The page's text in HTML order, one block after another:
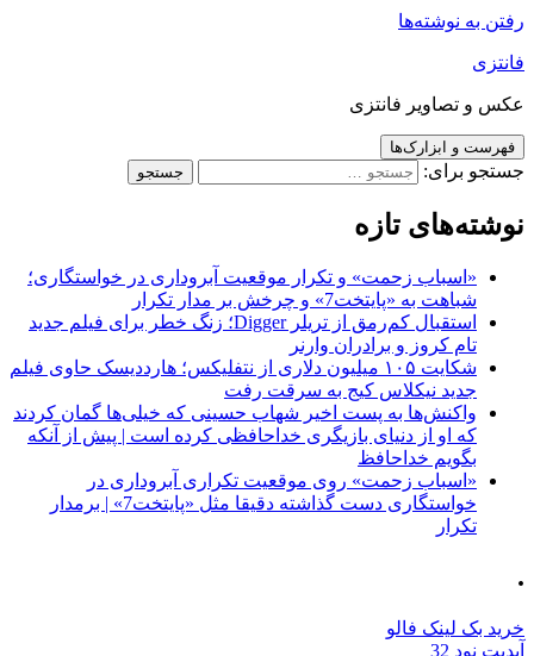
رفتن به نوشته‌ها
فانتزی
عکس و تصاویر فانتزی
فهرست و ابزارک‌ها
جستجو برای:
نوشته‌های تازه
«اسباب زحمت» و تکرار موقعیت آبروداری در خواستگاری؛
شباهت به «پایتخت7» و چرخش بر مدار تکرار
استقبال کم‌رمق از تریلر Digger؛ زنگ خطر برای فیلم جدید
تام کروز و برادران وارنر
شکایت ۱۰۵ میلیون دلاری از نتفلیکس؛ هارددیسک حاوی فیلم
جدید نیکلاس کیج به سرقت رفت
واکنش‌ها به پست اخیر شهاب حسینی که خیلی‌ها گمان کردند
که او از دنیای بازیگری خداحافظی کرده است | پیش از آنکه
بگویم خداحافظ
«اسباب زحمت» روی موقعیت تکراری آبروداری در
خواستگاری دست گذاشته دقیقا مثل «پایتخت7» | برمدار
تکرار
.
خرید بک لینک فالو
آپدیت نود 32